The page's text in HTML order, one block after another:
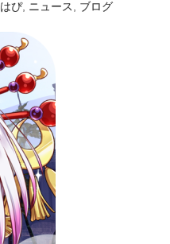
ぴ, ニュース , ブログ